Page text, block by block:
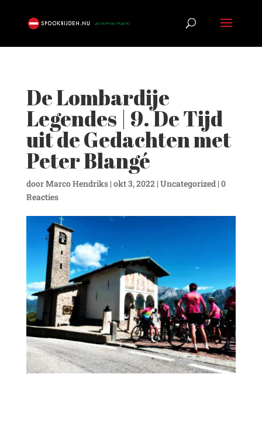
De Lombardije
Legendes | 9. De Tijd
uit de Gedachten met
Peter Blangé
doorMarco Hendriks| okt 3, 2022| Uncategorized| 0
Reacties